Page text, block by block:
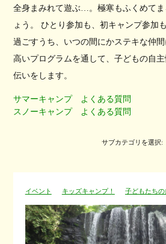
全身まみれて遊ぶ…。極寒もふくめて
ょう。 ひとり参加も、初キャンプ参加
過ごすうち、いつの間にかステキな仲
高いプログラムを通して、子どもの自
伝いをします。
サマーキャンプ よくある質問
スノーキャンプ よくある質問
サブカテゴリを選択:
イベント キッズキャンプ！ 子どもたち